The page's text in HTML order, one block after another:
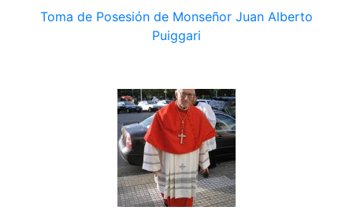
Toma de Posesión de Monseñor Juan Alberto
Puiggari